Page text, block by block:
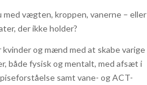
med vægten, kroppen, vanerne – eller
der ikke holder?
kvinder og mænd med at skabe varige
både fysisk og mentalt, med afsæt i
samt vane- og ACT-